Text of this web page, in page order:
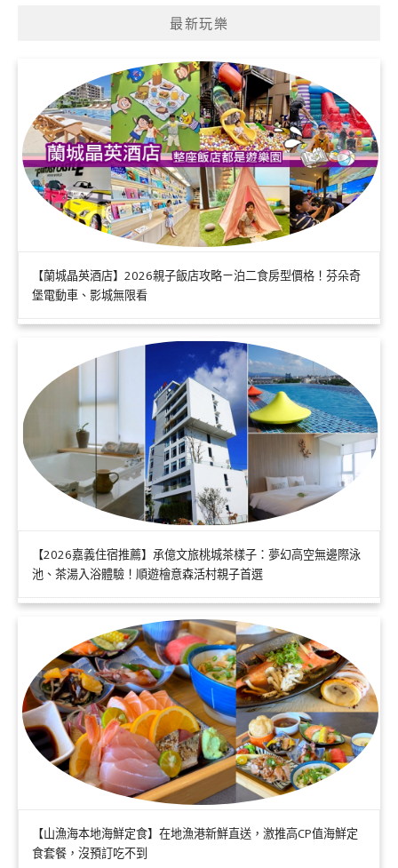
最新玩樂
【蘭城晶英酒店】2026親子飯店攻略ㄧ泊二食房型價格！芬朵奇
堡電動車、影城無限看
【2026嘉義住宿推薦】承億文旅桃城茶樣子：夢幻高空無邊際泳
池、茶湯入浴體驗！順遊檜意森活村親子首選
【山漁海本地海鮮定食】在地漁港新鮮直送，激推高CP值海鮮定
食套餐，沒預訂吃不到